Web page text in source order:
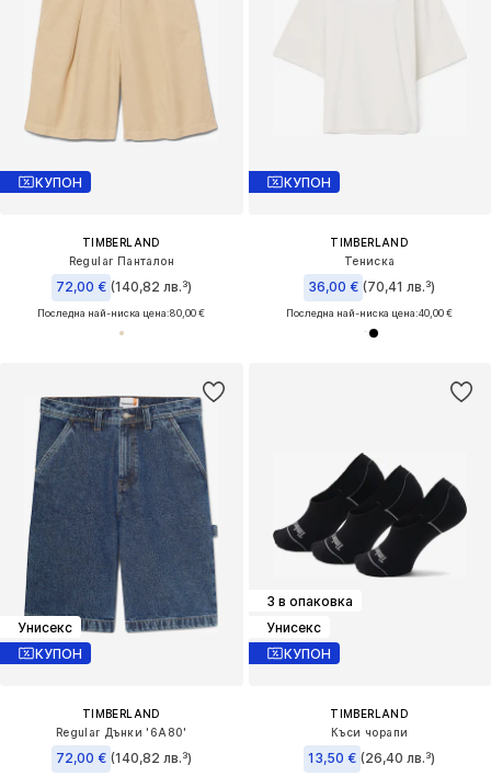
КУПОН
TIMBERLAND
Regular Панталон
72,00 € (140,82 лв.³)
Последна най-ниска цена:80,00 €
КУПОН
TIMBERLAND
Тениска
36,00 € (70,41 лв.³)
Последна най-ниска цена:40,00 €
Унисекс
КУПОН
TIMBERLAND
Regular Дънки '6A80'
72,00 € (140,82 лв.³)
3 в опаковка
Унисекс
КУПОН
TIMBERLAND
Къси чорапи
13,50 € (26,40 лв.³)